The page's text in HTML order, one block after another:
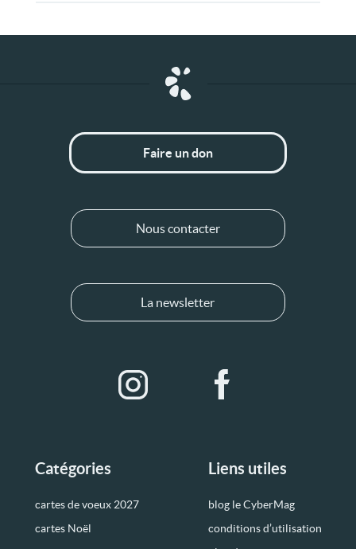
Catégories
cartes de voeux 2027
cartes Noël
Liens utiles
blog le CyberMag
conditions d’utilisation
Faire un don
Nous contacter
La newsletter